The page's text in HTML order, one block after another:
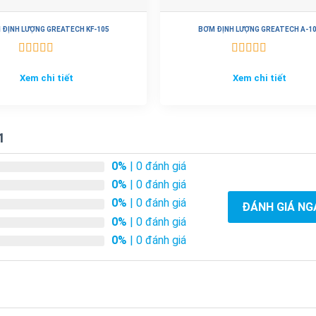
KF-101
thường được sử dụng để bơm các dung dịch hóa chất
dụng để cung cấp các phản ứng hóa học cần thiết hoặc để
và đồ uống,bơm định lượng GreatechKF-101 có thể được
ĐỊNH LƯỢNG GREATECH KF-105
hạng5.005
Xem chi tiết
BƠM ĐỊNH LƯỢNG GREATECH A-
hạng5.005
Xem chi tiết
0% | 0 đánh giá
0% | 0 đánh giá
0% | 0 đánh giá
0% | 0 đánh giá
0% | 0 đánh giá
ĐÁNH GIÁ